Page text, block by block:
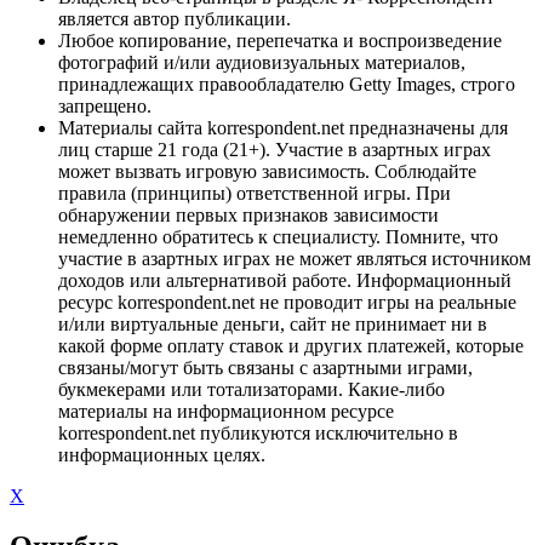
является автор публикации.
Любое копирование, перепечатка и воспроизведение
фотографий и/или аудиовизуальных материалов,
принадлежащих правообладателю Getty Images, строго
запрещено.
Материалы сайта korrespondent.net предназначены для
лиц старше 21 года (21+). Участие в азартных играх
может вызвать игровую зависимость. Соблюдайте
правила (принципы) ответственной игры. При
обнаружении первых признаков зависимости
немедленно обратитесь к специалисту. Помните, что
участие в азартных играх не может являться источником
доходов или альтернативой работе. Информационный
ресурс korrespondent.net не проводит игры на реальные
и/или виртуальные деньги, сайт не принимает ни в
какой форме оплату ставок и других платежей, которые
связаны/могут быть связаны с азартными играми,
букмекерами или тотализаторами. Какие-либо
материалы на информационном ресурсе
korrespondent.net публикуются исключительно в
информационных целях.
X